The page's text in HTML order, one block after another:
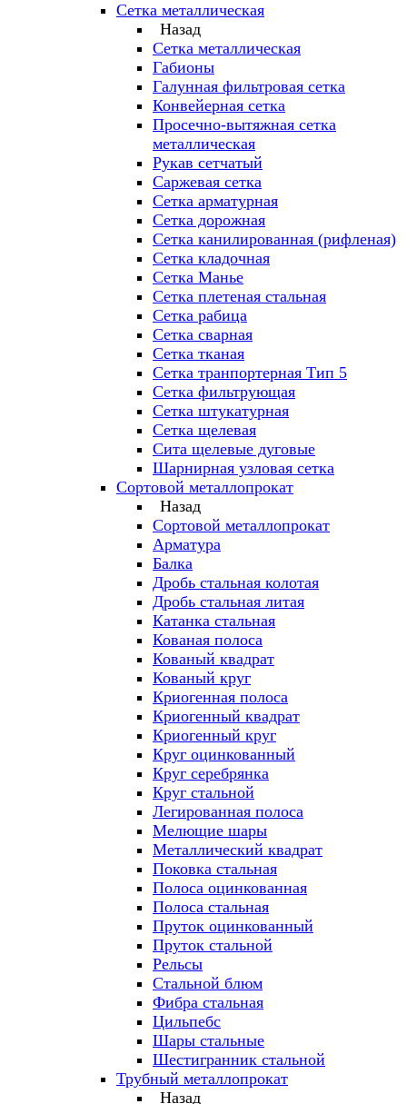
Сетка металлическая
Назад
Сетка металлическая
Габионы
Галунная фильтровая сетка
Конвейерная сетка
Просечно-вытяжная сетка
металлическая
Рукав сетчатый
Саржевая сетка
Сетка арматурная
Сетка дорожная
Сетка канилированная (рифленая)
Сетка кладочная
Сетка Манье
Сетка плетеная стальная
Сетка рабица
Сетка сварная
Сетка тканая
Сетка транпортерная Тип 5
Сетка фильтрующая
Сетка штукатурная
Сетка щелевая
Сита щелевые дуговые
Шарнирная узловая сетка
Сортовой металлопрокат
Назад
Сортовой металлопрокат
Арматура
Балка
Дробь стальная колотая
Дробь стальная литая
Катанка стальная
Кованая полоса
Кованый квадрат
Кованый круг
Криогенная полоса
Криогенный квадрат
Криогенный круг
Круг оцинкованный
Круг серебрянка
Круг стальной
Легированная полоса
Мелющие шары
Металлический квадрат
Поковка стальная
Полоса оцинкованная
Полоса стальная
Пруток оцинкованный
Пруток стальной
Рельсы
Стальной блюм
Фибра стальная
Цильпебс
Шары стальные
Шестигранник стальной
Трубный металлопрокат
Назад